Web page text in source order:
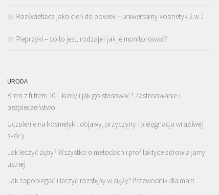
Rozświetlacz jako cień do powiek – uniwersalny kosmetyk 2 w 1
Pieprzyki – co to jest, rodzaje i jak je monitorować?
URODA
Krem z filtrem 10 – kiedy i jak go stosować? Zastosowanie i
bezpieczeństwo
Uczulenie na kosmetyki: objawy, przyczyny i pielęgnacja wrażliwej
skóry
Jak leczyć zęby? Wszystko o metodach i profilaktyce zdrowia jamy
ustnej
Jak zapobiegać i leczyć rozstępy w ciąży? Przewodnik dla mam